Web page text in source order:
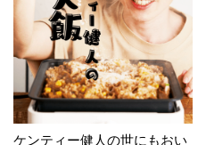
ケンティー健人の世にもおい